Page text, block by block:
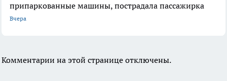
припаркованные машины, пострадала пассажирка
Вчера
Комментарии на этой странице отключены.